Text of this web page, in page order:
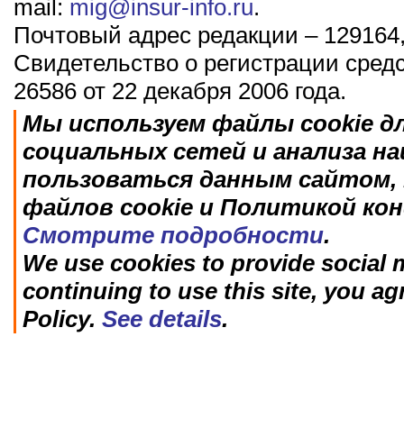
mail: mig@insur-info.ru.
Почтовый адрес редакции –
Свидетельство о регистрации
26586 от 22 декабря 2006 года.
Мы используем файлы cookie
социальных сетей и анализа
пользоваться данным
файлов cookie и Политикой
Смотрите подробности.
We use cookies to provide social
continuing to use this site, you
Policy. See details.